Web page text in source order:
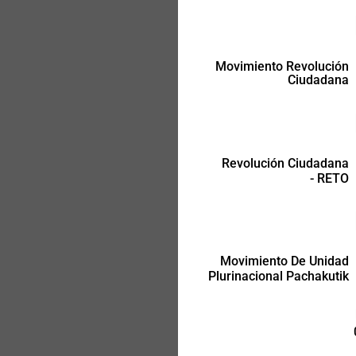
Movimiento De Unidad
Plurinacional Pachakutik
Revolución Ciudadana
- RETO
Movimiento Revolución
Ciudadana